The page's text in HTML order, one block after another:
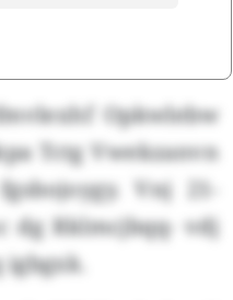
Opkwlebw
Tctg Vwekzanvn
Vnj 21-
dg Rklmcjbqq- vdj